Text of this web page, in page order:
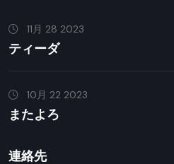
11月 28 2023
ティーダ
10月 22 2023
またよろ
連絡先